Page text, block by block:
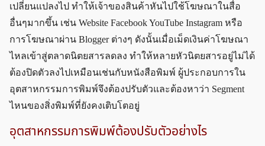
เปลี่ยนแปลงไป ทำให้เจ้าของสินค้าหันไปใช้โฆษณาในสื่อ
อื่นๆมากขึ้น เช่น Website Facebook YouTube Instagram หรือ
การโฆษณาผ่าน Blogger ต่างๆ ดังนั้นเมื่อเม็ดเงินค่าโฆษณา
ไหลเข้าสู่ตลาดนิตยสารลดลง ทำให้หลายหัวนิตยสารอยู่ไม่ได้
ต้องปิดตัวลงไปเหมือนเช่นกับหนังสือพิมพ์ ผู้ประกอบการใน
อุตสาหกรรมการพิมพ์จึงต้องปรับตัวและต้องหาว่า Segment
ไหนของสิ่งพิมพ์ที่ยังคงเติบโตอยู่
อุตสาหกรรมการพิมพ์ต้องปรับตัวอย่างไร